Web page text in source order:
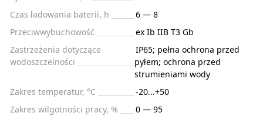
Czas ładowania baterii, h
6 — 8
Przeciwwybuchowość
ex Ib IIB T3 Gb
Zastrzeżenia dotyczące
wodoszczelności
IP65; pełna ochrona przed
pyłem; ochrona przed
strumieniami wody
Zakres temperatur, °C
-20...+50
Zakres wilgotności pracy, %
0 — 95